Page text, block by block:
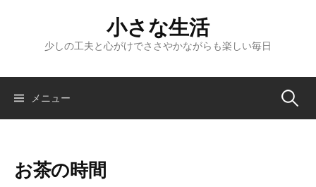
ツ
小さな生活
少しの工夫と心がけでささやかながらも楽しい毎日
メニュー 検
お茶の時間